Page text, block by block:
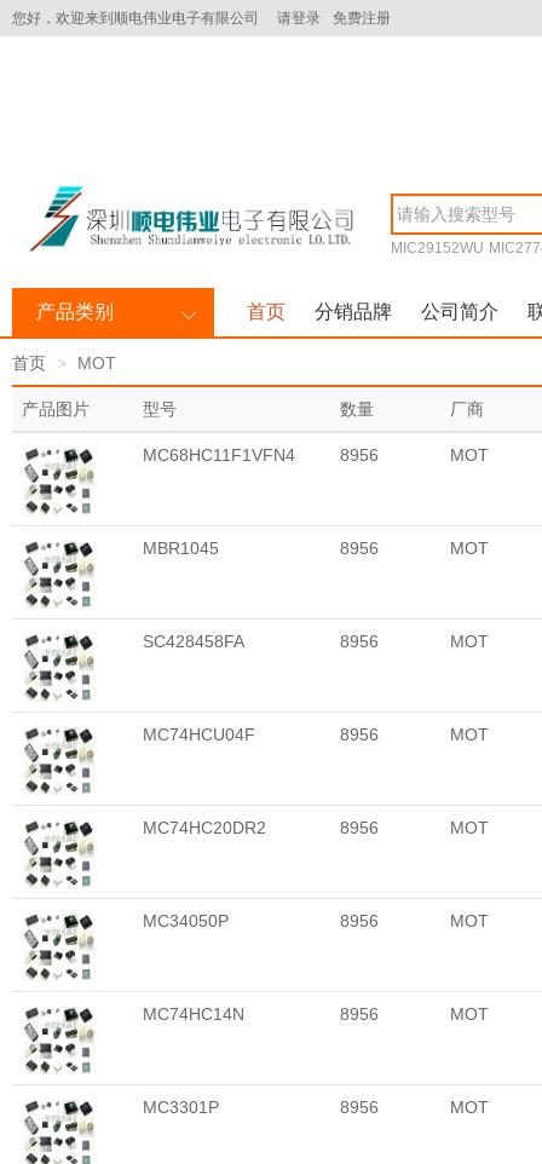
您好，欢迎来到顺电伟业电子有限公司 请登录 免费注册
MIC29152WU
产品类别 首页 分销品牌 公司简介
首页 MOT
产品图片 型号 数量 厂商
MC68HC11F1VFN4 8956 MOT
MBR1045 8956 MOT
SC428458FA 8956 MOT
MC74HCU04F 8956 MOT
MC74HC20DR2 8956 MOT
MC34050P 8956 MOT
MC74HC14N 8956 MOT
MC3301P 8956 MOT